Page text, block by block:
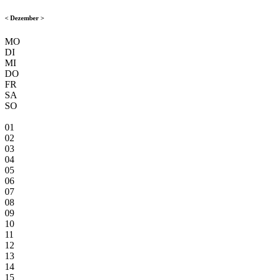
< Dezember >
MO
DI
MI
DO
FR
SA
SO
01
02
03
04
05
06
07
08
09
10
11
12
13
14
15